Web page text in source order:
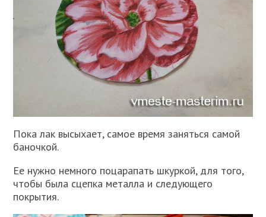
Пока лак высыхает, самое время заняться самой
баночкой.
Ее нужно немного поцарапать шкуркой, для того,
чтобы была сцепка металла и следующего
покрытия.